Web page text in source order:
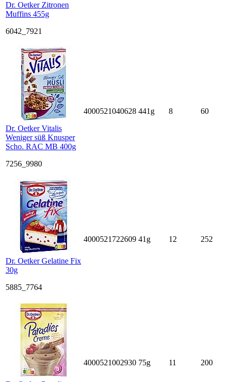
Dr. Oetker Zitronen
Muffins 455g
6042_7921
Dr. Oetker Vitalis
Weniger süß Knusper
Scho. RAC MB 400g
7256_9980
4000521040628 441g 8 60
Dr. Oetker Gelatine Fix
30g
5885_7764
4000521722609 41g 12 252
4000521002930 75g 11 200